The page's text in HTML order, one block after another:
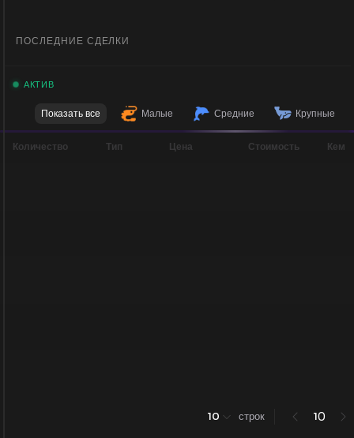
ПОСЛЕДНИЕ СДЕЛКИ
АКТИВ
Показать все Малые Средние Крупные
Количество Тип Цена Стоимость Кем
10 строк 10